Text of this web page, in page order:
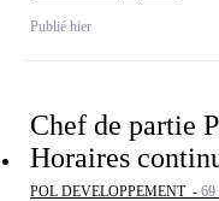
Publié hier
Chef de partie
Horaires
POL DEVELOPPEMENT - 69